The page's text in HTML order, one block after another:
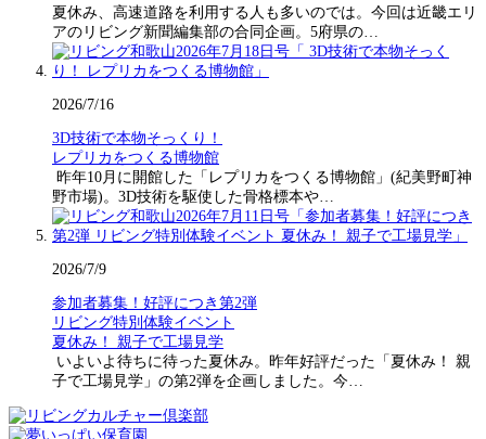
夏休み、高速道路を利用する人も多いのでは。今回は近畿エリ
アのリビング新聞編集部の合同企画。5府県の…
2026/7/16
3D技術で本物そっくり！
レプリカをつくる博物館
昨年10月に開館した「レプリカをつくる博物館」(紀美野町神
野市場)。3D技術を駆使した骨格標本や…
2026/7/9
参加者募集！好評につき第2弾
リビング特別体験イベント
夏休み！ 親子で工場見学
いよいよ待ちに待った夏休み。昨年好評だった「夏休み！ 親
子で工場見学」の第2弾を企画しました。今…